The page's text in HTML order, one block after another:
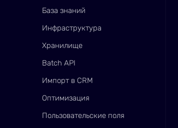
База знаний
Инфраструктура
Хранилище
Batch API
Импорт в CRM
Оптимизация
Пользовательские поля